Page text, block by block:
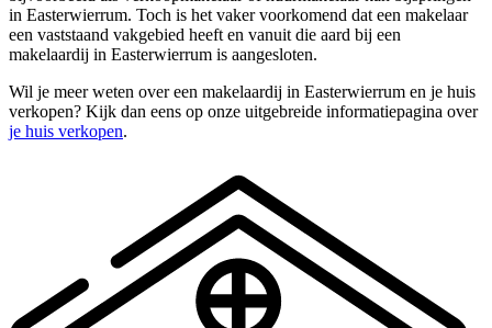
in Easterwierrum. Toch is het vaker voorkomend dat een makelaar
een vaststaand vakgebied heeft en vanuit die aard bij een
makelaardij in Easterwierrum is aangesloten.
Wil je meer weten over een makelaardij in Easterwierrum en je huis
verkopen? Kijk dan eens op onze uitgebreide informatiepagina over
je huis verkopen.